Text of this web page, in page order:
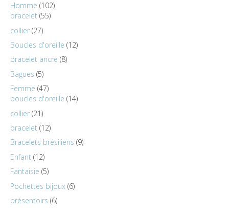
Homme 102
bracelet 55
collier 27
Boucles d'oreille 12
bracelet ancre 8
Bagues 5
Femme 47
boucles d'oreille 14
collier 21
bracelet 12
Bracelets brésiliens 9
Enfant 12
Fantaisie 5
Pochettes bijoux 6
présentoirs 6